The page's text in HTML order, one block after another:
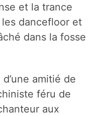
et la trance
dancefloor et
dans la fosse
amitié de
féru de
aux